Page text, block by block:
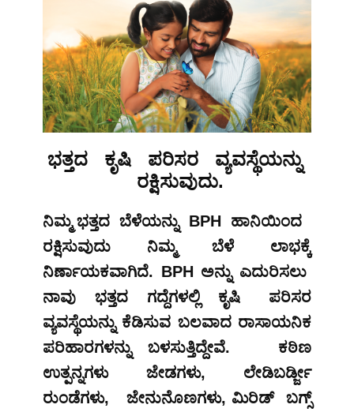
ಭತ್ತದ ಕೃಷಿ ಪರಿಸರ ವ್ಯವಸ್ಥೆಯನ್ನು
ರಕ್ಷಿಸುವುದು.
ನಿಮ್ಮ ಭತ್ತದ ಬೆಳೆಯನ್ನು BPH ಹಾನಿಯಿಂದ
ರಕ್ಷಿಸುವುದು ನಿಮ್ಮ ಬೆಳೆ ಲಾಭಕ್ಕೆ
ನಿರ್ಣಾಯಕವಾಗಿದೆ. BPH ಅನ್ನು ಎದುರಿಸಲು
ನಾವು ಭತ್ತದ ಗದ್ದೆಗಳಲ್ಲಿ ಕೃಷಿ ಪರಿಸರ
ವ್ಯವಸ್ಥೆಯನ್ನು ಕೆಡಿಸುವ ಬಲವಾದ ರಾಸಾಯನಿಕ
ಪರಿಹಾರಗಳನ್ನು ಬಳಸುತ್ತಿದ್ದೇವೆ. ಕಠಿಣ
ಉತ್ಪನ್ನಗಳು ಜೇಡಗಳು, ಲೇಡಿಬರ್ಡ್ಜೀ
ರುಂಡೆಗಳು, ಜೇನುನೊಣಗಳು, ಮಿರಿಡ್ ಬಗ್ಸ್